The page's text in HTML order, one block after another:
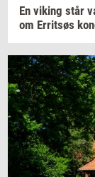
En viking står
om Er­ritsøs